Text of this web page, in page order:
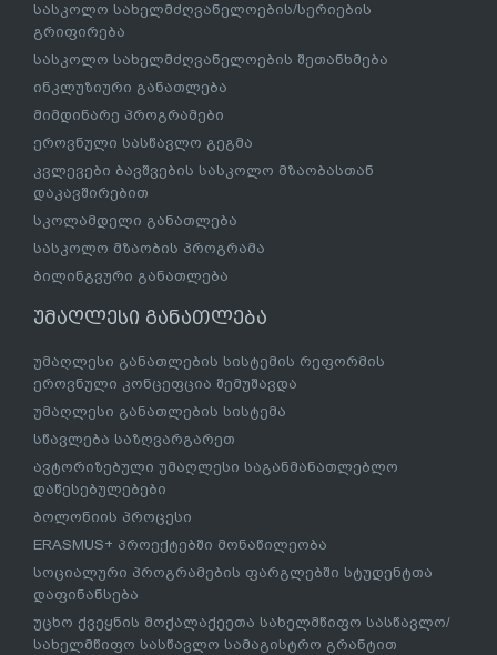
სასკოლო სახელმძღვანელოების/სერიების
გრიფირება
სასკოლო სახელმძღვანელოების შეთანხმება
ინკლუზიური განათლება
მიმდინარე პროგრამები
ეროვნული სასწავლო გეგმა
კვლევები ბავშვების სასკოლო მზაობასთან
დაკავშირებით
სკოლამდელი განათლება
სასკოლო მზაობის პროგრამა
ბილინგვური განათლება
უმაღლესი განათლება
უმაღლესი განათლების სისტემის რეფორმის
ეროვნული კონცეფცია შემუშავდა
უმაღლესი განათლების სისტემა
სწავლება საზღვარგარეთ
ავტორიზებული უმაღლესი საგანმანათლებლო
დაწესებულებები
ბოლონიის პროცესი
ERASMUS+ პროექტებში მონაწილეობა
სოციალური პროგრამების ფარგლებში სტუდენტთა
დაფინანსება
უცხო ქვეყნის მოქალაქეეთა სახელმწიფო სასწავლო/
სახელმწიფო სასწავლო სამაგისტრო გრანტით